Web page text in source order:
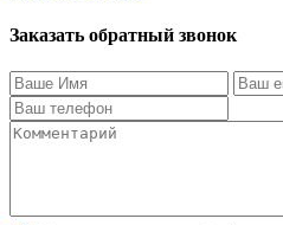
Заказать обратный звонок